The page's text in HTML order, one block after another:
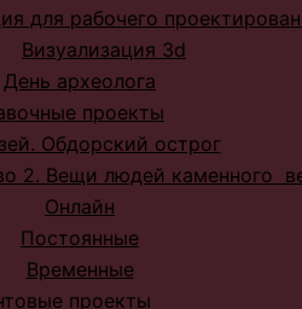
для рабочего
Визуализация 3d
День археолога
проекты
Обдорский острог
2. Вещи людей каменного
Онлайн
Постоянные
Временные
проекты